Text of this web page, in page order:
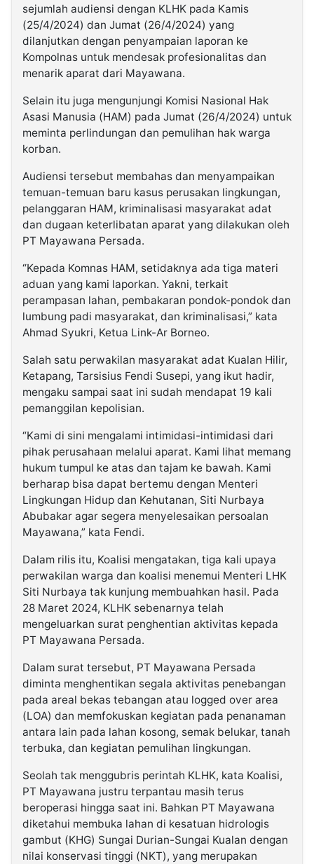
sejumlah audiensi dengan KLHK pada Kamis
(25/4/2024) dan Jumat (26/4/2024) yang
dilanjutkan dengan penyampaian laporan ke
Kompolnas untuk mendesak profesionalitas dan
menarik aparat dari Mayawana.
Selain itu juga mengunjungi Komisi Nasional Hak
Asasi Manusia (HAM) pada Jumat (26/4/2024) untuk
meminta perlindungan dan pemulihan hak warga
korban.
Audiensi tersebut membahas dan menyampaikan
temuan-temuan baru kasus perusakan lingkungan,
pelanggaran HAM, kriminalisasi masyarakat adat
dan dugaan keterlibatan aparat yang dilakukan oleh
PT Mayawana Persada.
“Kepada Komnas HAM, setidaknya ada tiga materi
aduan yang kami laporkan. Yakni, terkait
perampasan lahan, pembakaran pondok-pondok dan
lumbung padi masyarakat, dan kriminalisasi,” kata
Ahmad Syukri, Ketua Link-Ar Borneo.
Salah satu perwakilan masyarakat adat Kualan Hilir,
Ketapang, Tarsisius Fendi Susepi, yang ikut hadir,
mengaku sampai saat ini sudah mendapat 19 kali
pemanggilan kepolisian.
“Kami di sini mengalami intimidasi-intimidasi dari
pihak perusahaan melalui aparat. Kami lihat memang
hukum tumpul ke atas dan tajam ke bawah. Kami
berharap bisa dapat bertemu dengan Menteri
Lingkungan Hidup dan Kehutanan, Siti Nurbaya
Abubakar agar segera menyelesaikan persoalan
Mayawana,” kata Fendi.
Dalam rilis itu, Koalisi mengatakan, tiga kali upaya
perwakilan warga dan koalisi menemui Menteri LHK
Siti Nurbaya tak kunjung membuahkan hasil. Pada
28 Maret 2024, KLHK sebenarnya telah
mengeluarkan surat penghentian aktivitas kepada
PT Mayawana Persada.
Dalam surat tersebut, PT Mayawana Persada
diminta menghentikan segala aktivitas penebangan
pada areal bekas tebangan atau logged over area
(LOA) dan memfokuskan kegiatan pada penanaman
antara lain pada lahan kosong, semak belukar, tanah
terbuka, dan kegiatan pemulihan lingkungan.
Seolah tak menggubris perintah KLHK, kata Koalisi,
PT Mayawana justru terpantau masih terus
beroperasi hingga saat ini. Bahkan PT Mayawana
diketahui membuka lahan di kesatuan hidrologis
gambut (KHG) Sungai Durian-Sungai Kualan dengan
nilai konservasi tinggi (NKT), yang merupakan